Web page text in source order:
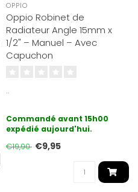
OPPIO
Oppio Robinet de
Radiateur Angle 15mm x
1/2" – Manuel – Avec
Capuchon
..
Commandé avant 15h00
expédié aujourd'hui.
€19,90 €9,95